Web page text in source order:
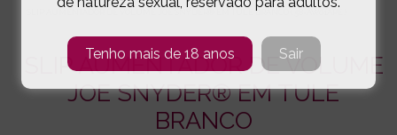
SLIP AUMENTADOR DE VOLUME JOE SNYDER® EM TULE BRANCO
SLIP AUMENTADOR DE VOLUME
JOE SNYDER® EM TULE
BRANCO
Tenho mais de 18 anos Sair